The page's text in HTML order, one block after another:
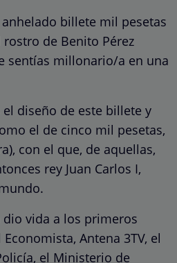
billete mil pesetas
de Benito Pérez
sentías millonario/a en una
diseño de este billete y
el de cinco mil pesetas,
con el que, de aquellas,
rey Juan Carlos I,
vida a los primeros
Antena 3TV, el
el Ministerio de